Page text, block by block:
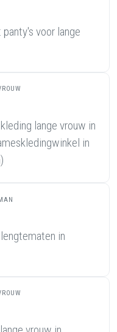
voor lange
lange vrouw in
in
in